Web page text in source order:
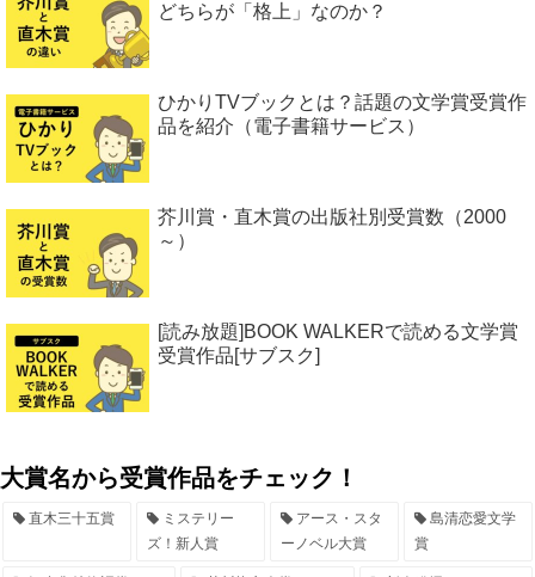
どちらが「格上」なのか？
ひかりTVブックとは？話題の文学賞受賞作
品を紹介（電子書籍サービス）
芥川賞・直木賞の出版社別受賞数（2000
～）
[読み放題]BOOK WALKERで読める文学賞
受賞作品[サブスク]
大賞名から受賞作品をチェック！
直木三十五賞
ミステリー
ズ！新人賞
アース・スタ
ーノベル大賞
島清恋愛文学
賞